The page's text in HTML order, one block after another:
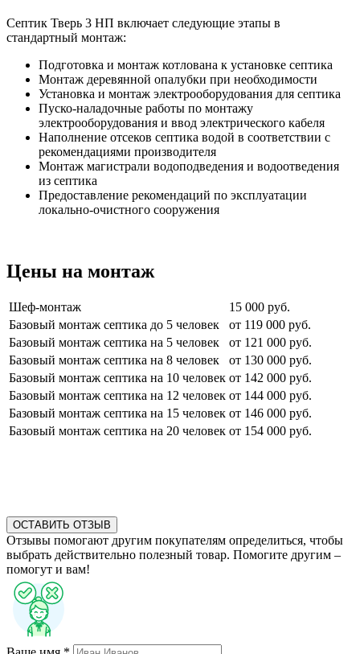
Септик Тверь 3 НП включает следующие этапы в
стандартный монтаж:
Подготовка и монтаж котлована к установке септика
Монтаж деревянной опалубки при необходимости
Установка и монтаж электрооборудования для септика
Пуско-наладочные работы по монтажу
электрооборудования и ввод электрического кабеля
Наполнение отсеков септика водой в соответствии с
рекомендациями производителя
Монтаж магистрали водоподведения и водоотведения
из септика
Предоставление рекомендаций по эксплуатации
локально-очистного сооружения
Цены на монтаж
Шеф-монтаж
15 000 руб.
Базовый монтаж септика до 5 человек
от 119 000 руб.
Базовый монтаж септика на 5 человек
от 121 000 руб.
Базовый монтаж септика на 8 человек
от 130 000 руб.
Базовый монтаж септика на 10 человек от 142 000 руб.
Базовый монтаж септика на 12 человек от 144 000 руб.
Базовый монтаж септика на 15 человек от 146 000 руб.
Базовый монтаж септика на 20 человек от 154 000 руб.
ОСТАВИТЬ ОТЗЫВ
Отзывы помогают другим покупателям определиться, чтобы
выбрать действительно полезный товар. Помогите другим –
помогут и вам!